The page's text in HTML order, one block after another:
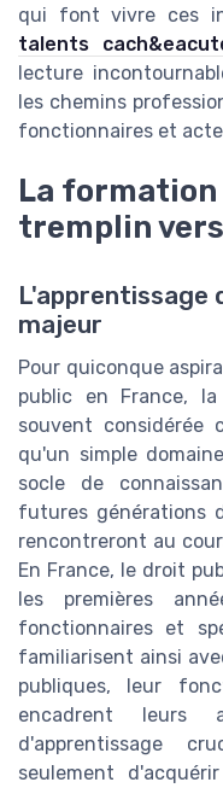
qui font vivre ces
talents
lecture
les chemins
fonctionnaires et
La
tremplin
L'apprentissage
majeur
Pour quiconque
public en France,
souvent considérée
qu'un simple
socle de
futures générations
rencontreront au
En France, le droit
les premières
fonctionnaires et
familiarisent ainsi
publiques, leur
encadrent leurs
d'apprentissage
seulement